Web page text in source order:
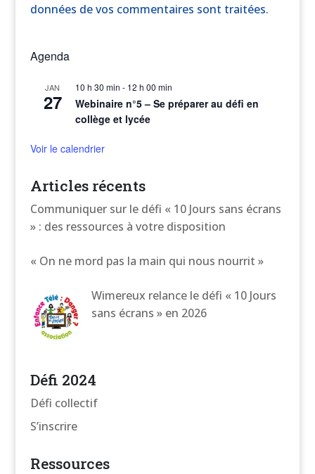
données de vos commentaires sont traitées.
Agenda
JAN
27
10 h 30 min - 12 h 00 min
Webinaire n°5 – Se préparer au défi en
collège et lycée
Voir le calendrier
Articles récents
Communiquer sur le défi « 10 Jours sans écrans
» : des ressources à votre disposition
« On ne mord pas la main qui nous nourrit »
Wimereux relance le défi « 10 Jours
sans écrans » en 2026
Défi 2024
Défi collectif
S’inscrire
Ressources